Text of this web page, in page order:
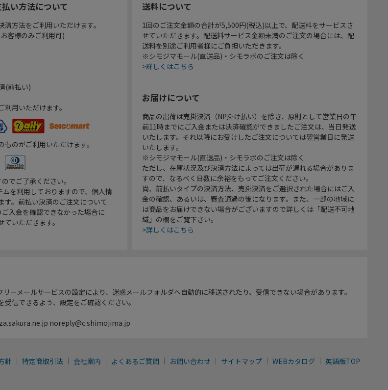
い方法について
方法をご利用いただけます。
客様のみご利用可)
(前払い)
用いただけます。
のがご利用いただけます。
でご了承ください。
を利用しておりますので、個人情
す。前払い決済のご注文について
入金を確認できなかった場合に
いただきます。
送料について
1回のご注文金額の合計が5,500円(税込)以上で、配送料をサービスさ
せていただきます。配送料サービス金額未満のご注文の場合には、配
送料を別途ご利用者様にご負担いただきます。
※シモジマモール(直送品)・シモラボのご注文は除く
>詳しくはこちら
お届けについて
商品の出荷は売掛決済（NP掛け払い）を除き、原則として営業日の午
前11時までにご入金または決済確認ができましたご注文は、当日発送
いたします。それ以降にお受けしたご注文については翌営業日に発送
いたします。
※シモジマモール(直送品)・シモラボのご注文は除く
ただし、在庫状況及び決済方法によっては出荷が遅れる場合がありま
すので、なるべく日数に余裕をもってご注文ください。
尚、前払いタイプの決済方法、売掛決済をご選択された場合にはご入
金の確認、あるいは、審査通過の後になります。また、一部の地域に
は商品をお届けできない場合がございますので詳しくは「配送不可地
域」の欄をご覧下さい。
>詳しくはこちら
ーメールサービスの設定により、迷惑メールフォルダへ自動的に移送されたり、受信できない場合があります。
信できるよう、設定をご確認ください。
noreply@c.shimojima.jp
針 特定商取引法 会社案内 よくあるご質問 お問い合わせ サイトマップ WEBカタログ 英語版TOP